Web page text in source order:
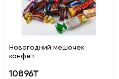
Новогодний мешочек
конфет
10896₸